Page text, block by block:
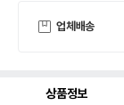
업체배송
상품정보